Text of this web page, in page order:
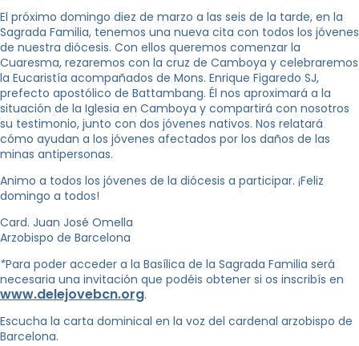
El próximo domingo diez de marzo a las seis de la tarde, en la
Sagrada Familia, tenemos una nueva cita con todos los jóvenes
de nuestra diócesis. Con ellos queremos comenzar la
Cuaresma, rezaremos con la cruz de Camboya y celebraremos
la Eucaristía acompañados de Mons. Enrique Figaredo SJ,
prefecto apostólico de Battambang. Él nos aproximará a la
situación de la Iglesia en Camboya y compartirá con nosotros
su testimonio, junto con dos jóvenes nativos. Nos relatará
cómo ayudan a los jóvenes afectados por los daños de las
minas antipersonas.
Animo a todos los jóvenes de la diócesis a participar. ¡Feliz
domingo a todos!
Card. Juan José Omella
Arzobispo de Barcelona
*Para poder acceder a la Basílica de la Sagrada Familia será
necesaria una invitación que podéis obtener si os inscribís en
www.delejovebcn.org.
Escucha la carta dominical en la voz del cardenal arzobispo de
Barcelona.